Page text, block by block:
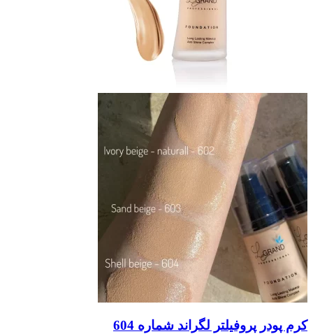
کرم پودر پروفیلتر لگراند شماره 604